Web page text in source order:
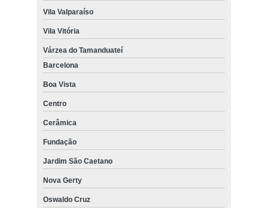
Vila Valparaíso
Vila Vitória
Várzea do Tamanduateí
Barcelona
Boa Vista
Centro
Cerâmica
Fundação
Jardim São Caetano
Nova Gerty
Oswaldo Cruz